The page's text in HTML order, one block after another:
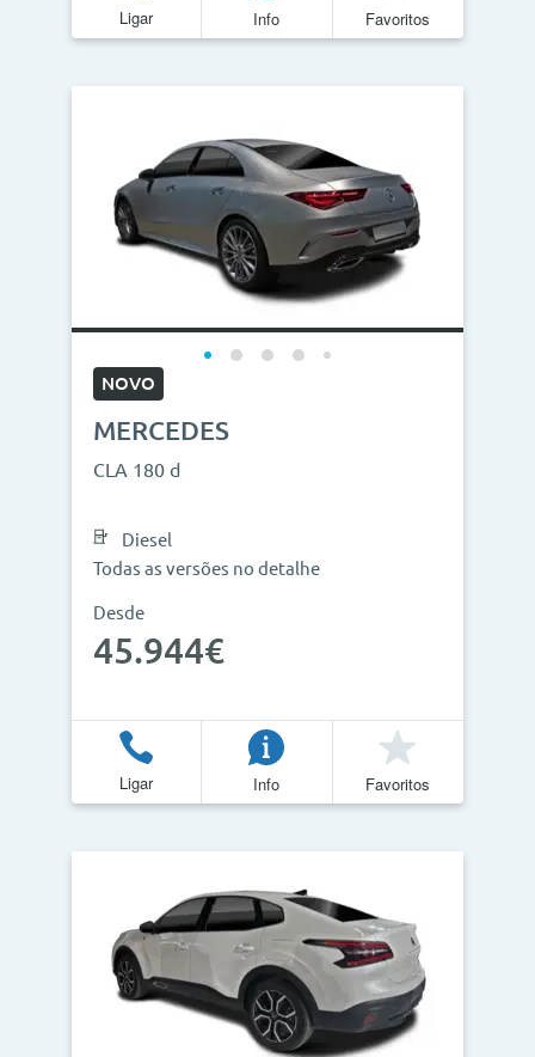
Ligar Info Favoritos
NOVO
MERCEDES
CLA 180 d
Diesel
Todas as versões no detalhe
Desde
45.944€
Ligar Info Favoritos